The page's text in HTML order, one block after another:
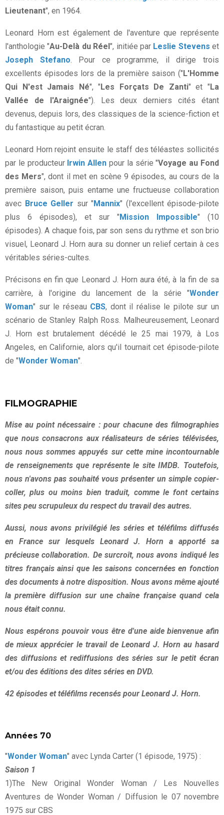
Lieutenant", en 1964.
Leonard Horn est également de l'aventure que représente
l'anthologie "Au-Delà du Réel", initiée par Leslie Stevens et
Joseph Stefano . Pour ce programme, il dirige trois
excellents épisodes lors de la première saison ("L'Homme
Qui N'est Jamais Né", "Les Forçats De Zanti" et "La
Vallée de l'Araignée"). Les deux derniers cités étant
devenus, depuis lors, des classiques de la science-fiction et
du fantastique au petit écran.
Leonard Horn rejoint ensuite le staff des téléastes sollicités
par le producteur Irwin Allen pour la série "Voyage au Fond
des Mers", dont il met en scène 9 épisodes, au cours de la
première saison, puis entame une fructueuse collaboration
avec Bruce Geller sur "Mannix" (l'excellent épisode-pilote
plus 6 épisodes), et sur "Mission Impossible" (10
épisodes). A chaque fois, par son sens du rythme et son brio
visuel, Leonard J. Horn aura su donner un relief certain à ces
véritables séries-cultes.
Précisons en fin que Leonard J. Horn aura été, à la fin de sa
carrière, à l'origine du lancement de la série "Wonder
Woman" sur le réseau CBS, dont il réalise le pilote sur un
scénario de Stanley Ralph Ross. Malheureusement, Leonard
J. Horn est brutalement décédé le 25 mai 1979, à Los
Angeles, en Californie, alors qu'il tournait cet épisode-pilote
de "Wonder Woman".
FILMOGRAPHIE
Mise au point nécessaire : pour chacune des filmographies
que nous consacrons aux réalisateurs de séries télévisées,
nous nous sommes appuyés sur cette mine incontournable
de renseignements que représente le site IMDB. Toutefois,
nous n'avons pas souhaité vous présenter un simple copier-
coller, plus ou moins bien traduit, comme le font certains
sites peu scrupuleux du respect du travail des autres.
Aussi, nous avons privilégié les séries et téléfilms diffusés
en France sur lesquels Leonard J. Horn a apporté sa
précieuse collaboration. De surcroît, nous avons indiqué les
titres français ainsi que les saisons concernées en fonction
des documents à notre disposition. Nous avons même ajouté
la première diffusion sur une chaîne française quand cela
nous était connu.
Nous espérons pouvoir vous être d'une aide bienvenue afin
de mieux apprécier le travail de Leonard J. Horn au hasard
des diffusions et rediffusions des séries sur le petit écran
et/ou des éditions des dites séries en DVD.
42 épisodes et téléfilms recensés pour Leonard J. Horn.
Années 70
"Wonder Woman" avec Lynda Carter (1 épisode, 1975) :
Saison 1
1)The New Original Wonder Woman / Les Nouvelles
Aventures de Wonder Woman / Diffusion le 07 novembre
1975 sur CBS